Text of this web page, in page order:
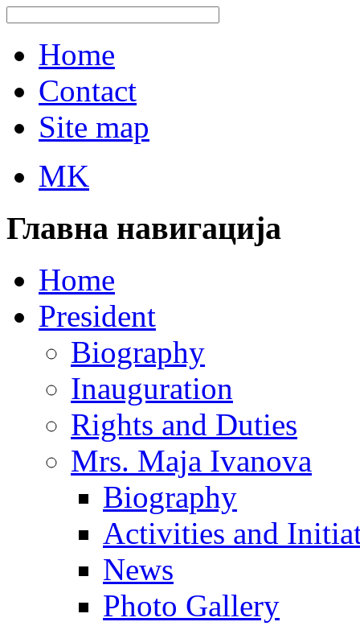
Home
Contact
Site map
MK
Главна навигација
Home
President
Biography
Inauguration
Rights and Duties
Mrs. Maja Ivanova
Biography
Activities and
News
Photo Gallery